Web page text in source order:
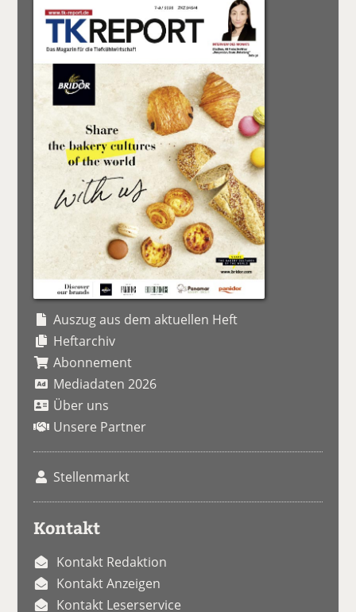
Auszug aus dem aktuellen Heft
Heftarchiv
Abonnement
Mediadaten 2026
Über uns
Unsere Partner
Stellenmarkt
Kontakt
Kontakt Redaktion
Kontakt Anzeigen
Kontakt Leserservice